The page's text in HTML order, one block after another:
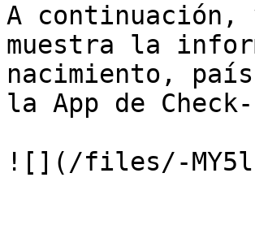
A continuación,
muestra la
nacimiento,
la App de